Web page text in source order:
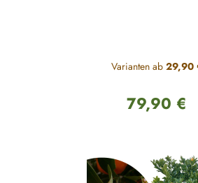
Varianten ab29,90
Regulärer
79,90 €